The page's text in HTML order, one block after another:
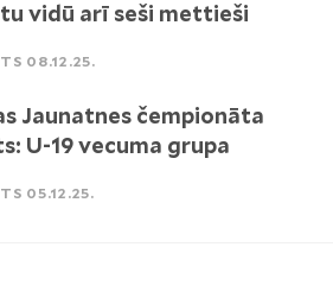
vidū arī seši mettieši
08.12.25.
Jaunatnes čempionāta
U-19 vecuma grupa
05.12.25.